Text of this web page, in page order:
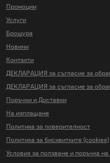
Промоции
Услуги
Брошура
Новини
Контакти
ДЕКЛАРАЦИЯ за съгласие за
ДЕКЛАРАЦИЯ за съгласие за
Поръчки и Доставки
На изплащане
Политика за поверителност
Политика за бисквитките (cookies)
Условия за ползване и поръчка на